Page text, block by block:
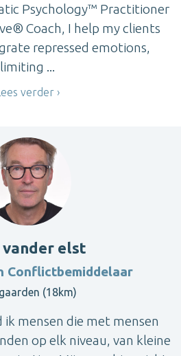
Psychology™ Practitioner
Coach, I help my clients
repressed emotions,
limiting ...
verder
vander elst
Conflictbemiddelaar
(18km)
ik mensen die met mensen
op elk niveau, van kleine